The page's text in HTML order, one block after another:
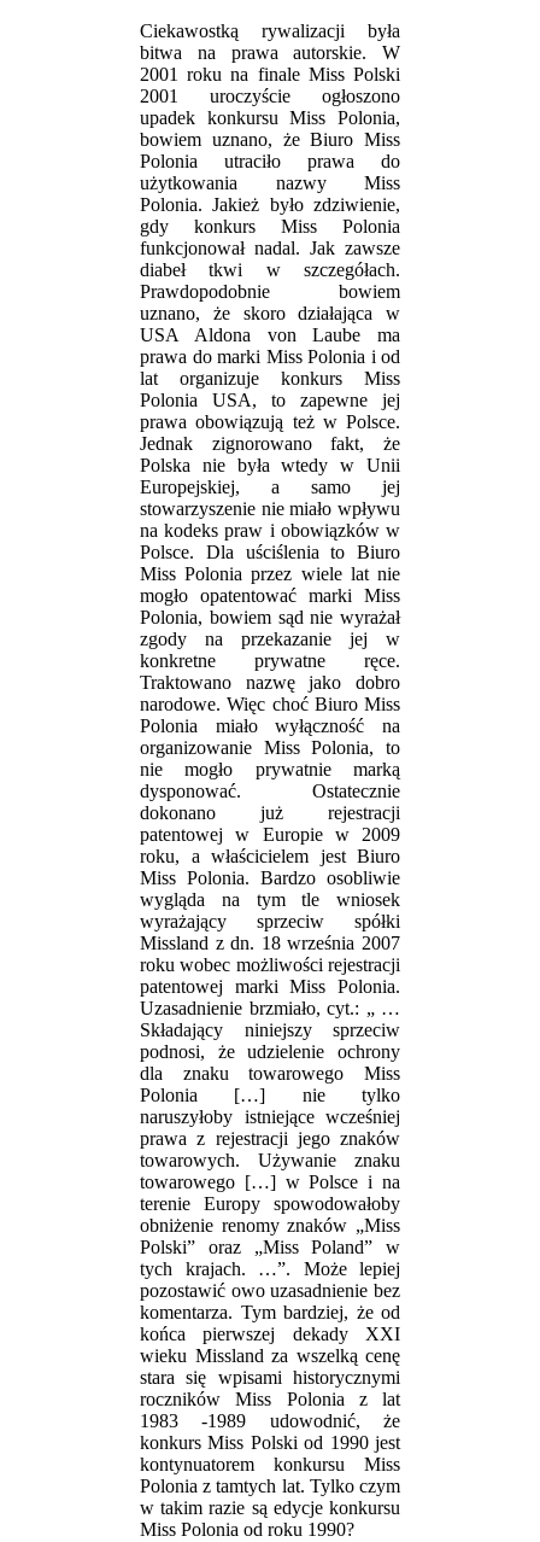
Ciekawostką rywalizacji była
bitwa na prawa autorskie. W
2001 roku na finale Miss Polski
2001 uroczyście ogłoszono
upadek konkursu Miss Polonia,
bowiem uznano, że Biuro Miss
Polonia utraciło prawa do
użytkowania nazwy Miss
Polonia. Jakież było zdziwienie,
gdy konkurs Miss Polonia
funkcjonował nadal. Jak zawsze
diabeł tkwi w szczegółach.
Prawdopodobnie bowiem
uznano, że skoro działająca w
USA Aldona von Laube ma
prawa do marki Miss Polonia i od
lat organizuje konkurs Miss
Polonia USA, to zapewne jej
prawa obowiązują też w Polsce.
Jednak zignorowano fakt, że
Polska nie była wtedy w Unii
Europejskiej, a samo jej
stowarzyszenie nie miało wpływu
na kodeks praw i obowiązków w
Polsce. Dla uściślenia to Biuro
Miss Polonia przez wiele lat nie
mogło opatentować marki Miss
Polonia, bowiem sąd nie wyrażał
zgody na przekazanie jej w
konkretne prywatne ręce.
Traktowano nazwę jako dobro
narodowe. Więc choć Biuro Miss
Polonia miało wyłączność na
organizowanie Miss Polonia, to
nie mogło prywatnie marką
dysponować. Ostatecznie
dokonano już rejestracji
patentowej w Europie w 2009
roku, a właścicielem jest Biuro
Miss Polonia. Bardzo osobliwie
wygląda na tym tle wniosek
wyrażający sprzeciw spółki
Missland z dn. 18 września 2007
roku wobec możliwości rejestracji
patentowej marki Miss Polonia.
Uzasadnienie brzmiało, cyt.: „ …
Składający niniejszy sprzeciw
podnosi, że udzielenie ochrony
dla znaku towarowego Miss
Polonia […] nie tylko
naruszyłoby istniejące wcześniej
prawa z rejestracji jego znaków
towarowych. Używanie znaku
towarowego […] w Polsce i na
terenie Europy spowodowałoby
obniżenie renomy znaków „Miss
Polski” oraz „Miss Poland” w
tych krajach. …”. Może lepiej
pozostawić owo uzasadnienie bez
komentarza. Tym bardziej, że od
końca pierwszej dekady XXI
wieku Missland za wszelką cenę
stara się wpisami historycznymi
roczników Miss Polonia z lat
1983 -1989 udowodnić, że
konkurs Miss Polski od 1990 jest
kontynuatorem konkursu Miss
Polonia z tamtych lat. Tylko czym
w takim razie są edycje konkursu
Miss Polonia od roku 1990?